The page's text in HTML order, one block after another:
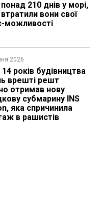
понад 210 днів у морі,
вони свої
можливості
2026
14 років будівництва
врешті решт
отримав нову
субмарину INS
яка спричинила
в рашистів